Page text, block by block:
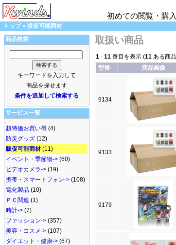
初めての閲覧・購
トップ» 販促可能商材
商品検索
キーワードを入力して
商品を探せます
条件を追加して検索する
サービス一覧
超特価お買い得 (4)
防災グッズ (12)
販促可能商材(11)
イベント・季節物-> (60)
ビデオカメラ-> (19)
携帯・スマートフォン-> (108)
電化製品 (10)
ＰＣ関連 (1)
時計-> (7)
ファッション-> (357)
美容・コスメ-> (107)
ダイエット・健康-> (67)
取扱い商品
1 - 11 番目を表示 (11 ある商
型番-
商品画像
9134
9133
9179